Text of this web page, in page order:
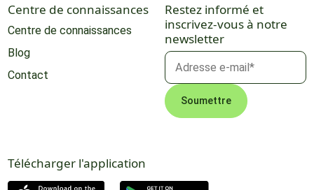
Centre de connaissances
Centre de connaissances
Blog
Contact
Restez informé et
inscrivez-vous à notre
newsletter
Télécharger l'application